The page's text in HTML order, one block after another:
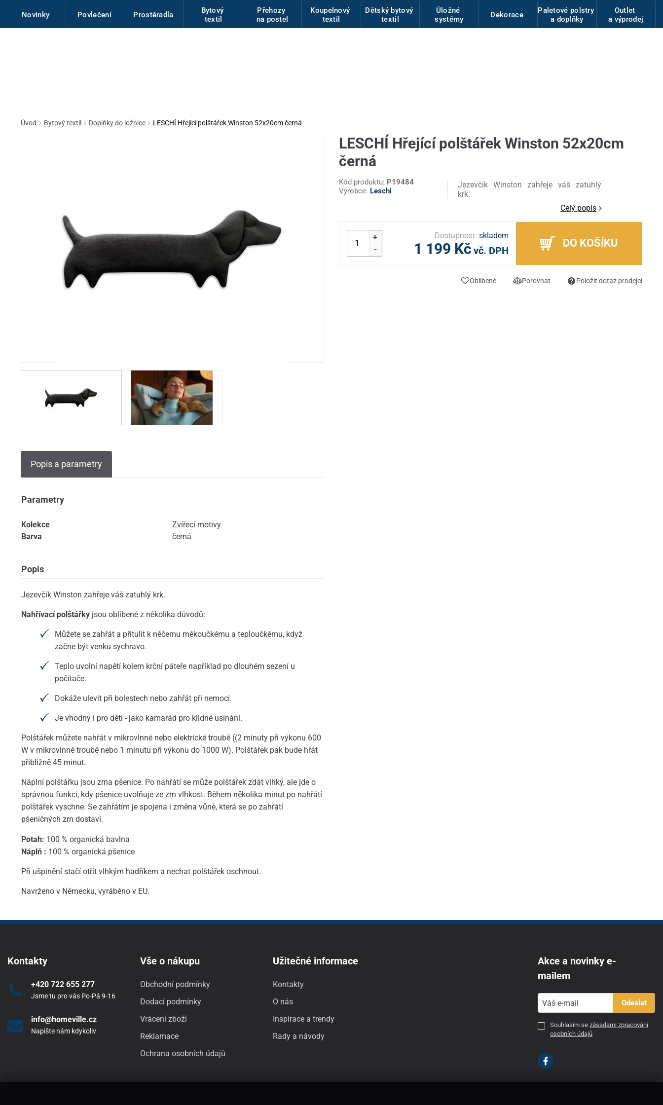
Novinky Povlečení Prostěradla
Bytový
textil
Přehozy
na postel
Koupelnový
textil
Dětský bytový
textil
Úložné
systémy
Dekorace
Paletové polstry
a doplňky
Outlet
a výprodej
Úvod Bytový textil Doplňky do ložnice LESCHÍ Hřející polštářek Winston 52x20cm černá
Popis a parametry
Parametry
Kolekce
Zvířecí motivy
Barva
černá
Popis
Jezevčík Winston zahřeje váš zatuhlý krk.
Nahřívací polštářkyjsou oblíbené z několika důvodů:
Můžete se zahřát a přitulit k něčemu měkoučkému a teploučkému, když
začne být venku sychravo.
Teplo uvolní napětí kolem krční páteře například po dlouhém sezení u
počítače.
Dokáže ulevit při bolestech nebo zahřát při nemoci.
Je vhodný i pro děti - jako kamarád pro klidné usínání.
Polštářek můžete nahřát v mikrovlnné nebo elektrické troubě ((2 minuty při výkonu 600
W v mikrovlnné troubě nebo 1 minutu při výkonu do 1000 W). Polštářek pak bude hřát
přibližně 45 minut.
Náplní polštářku jsou zrna pšenice. Po nahřátí se může polštářek zdát vlhký, ale jde o
správnou funkci, kdy pšenice uvolňuje ze zrn vlhkost. Během několika minut po nahřátí
polštářek vyschne. Se zahřátím je spojena i změna vůně, která se po zahřátí
pšeničných zrn dostaví.
Potah: 100 % organická bavlna
Náplň : 100 % organická pšenice
Při ušpinění stačí otřít vlhkým hadříkem a nechat polštářek oschnout.
Navrženo v Německu, vyráběno v EU.
LESCHÍ Hřející polštářek Winston 52x20cm
černá
Kód produktu: P19484
Výrobce: Leschi
Jezevčík Winston zahřeje váš zatuhlý
krk.
Celý popis
+
-
Dostupnost: skladem
1 199 Kč vč. DPH
DO KOŠÍKU
Oblíbené Porovnat Položit dotaz prodejci
Kontakty
+420 722 655 277
Jsme tu pro vás Po-Pá 9-16
info@homeville.cz
Napište nám kdykoliv
Vše o nákupu
Obchodní podmínky
Dodací podmínky
Vrácení zboží
Reklamace
Ochrana osobních údajů
Užitečné informace
Kontakty
O nás
Inspirace a trendy
Rady a návody
Akce a novinky e-
mailem
Odeslat
Souhlasím sezásadami zpracování
osobních údajů